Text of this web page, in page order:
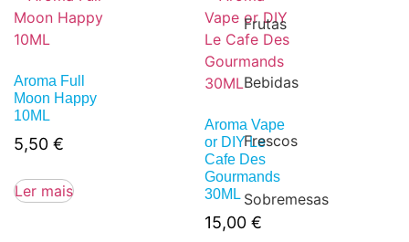
Frutas
Bebidas
Frescos
Sobremesas
Aroma Full
Moon Happy
10ML
5,50 €
Ler mais
Aroma Vape
or DIY Le
Cafe Des
Gourmands
30ML
15,00 €